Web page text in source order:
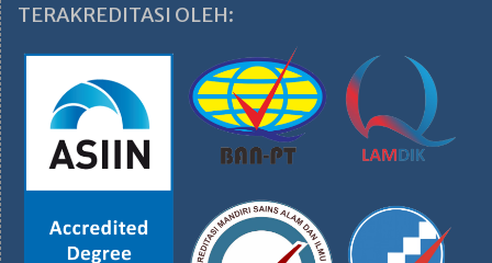
TERAKREDITASI OLEH: